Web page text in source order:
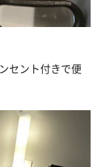
セント付きで便